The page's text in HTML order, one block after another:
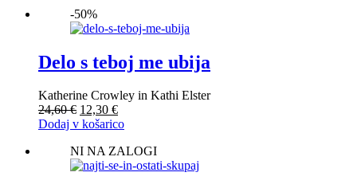
-50%
Delo s teboj me ubija
Katherine Crowley in Kathi Elster
24,60€ Izvirna
cena
bila:
24,60 €.
12,30 €Trenutna
cena
12,30 €.
Dodaj v košarico
NI NA ZALOGI